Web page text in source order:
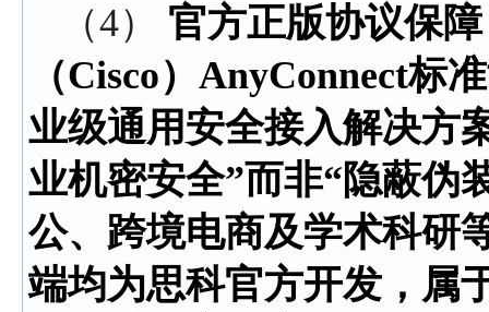
（4） 官方正版协议保
（Cisco）AnyConnect标
业级通用安全接入解决方
业机密安全”而非“隐蔽伪
公、跨境电商及学术科研
端均为思科官方开发，属